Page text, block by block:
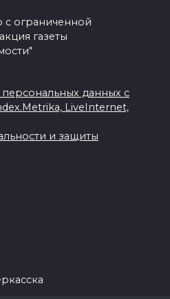
с ограниченной
газеты
данных с
LiveInternet,
и защиты